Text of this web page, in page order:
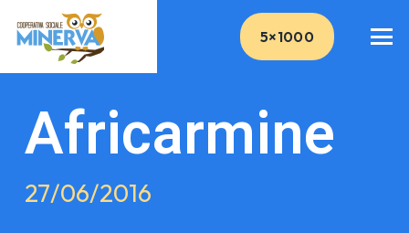
5×1000
Africarmine
27/06/2016